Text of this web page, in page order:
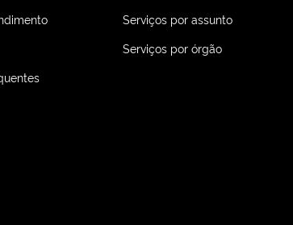
Serviços por assunto
Serviços por órgão